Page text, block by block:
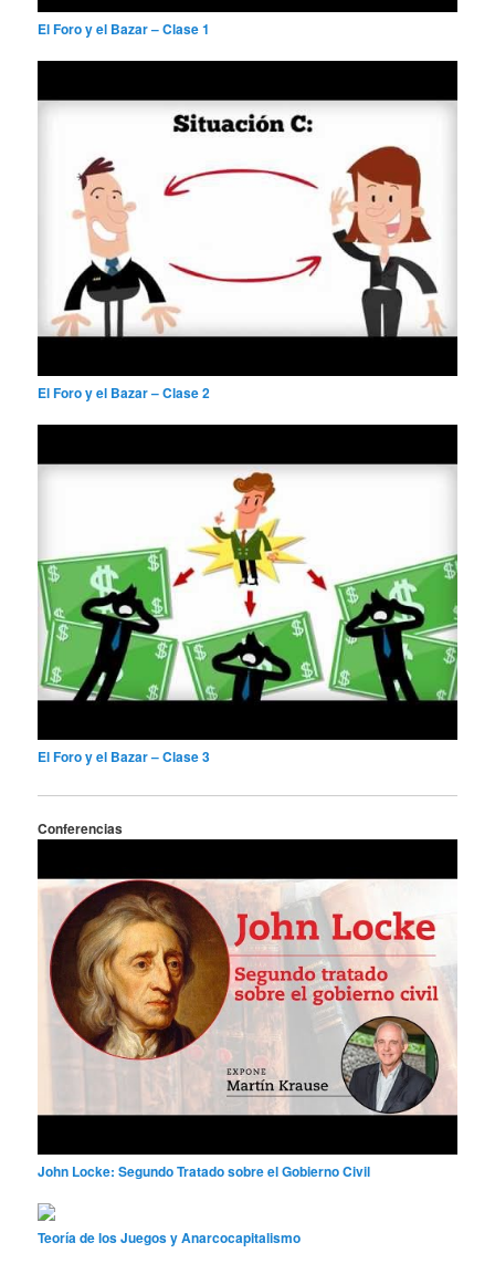
El Foro y el Bazar – Clase 1
El Foro y el Bazar – Clase 2
El Foro y el Bazar – Clase 3
Conferencias
John Locke: Segundo Tratado sobre el Gobierno Civil
Teoría de los Juegos y Anarcocapitalismo